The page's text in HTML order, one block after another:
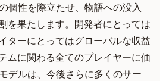
個性を際立たせ、物語への没入
を果たします。開発者にとっては
ターにとってはグローバルな収益
ムに関わる全てのプレイヤーに価
デルは、今後さらに多くのサー